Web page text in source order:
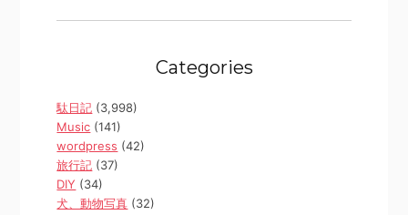
Categories
駄日記 (3,998)
Music (141)
wordpress (42)
旅行記 (37)
DIY (34)
犬、動物写真 (32)